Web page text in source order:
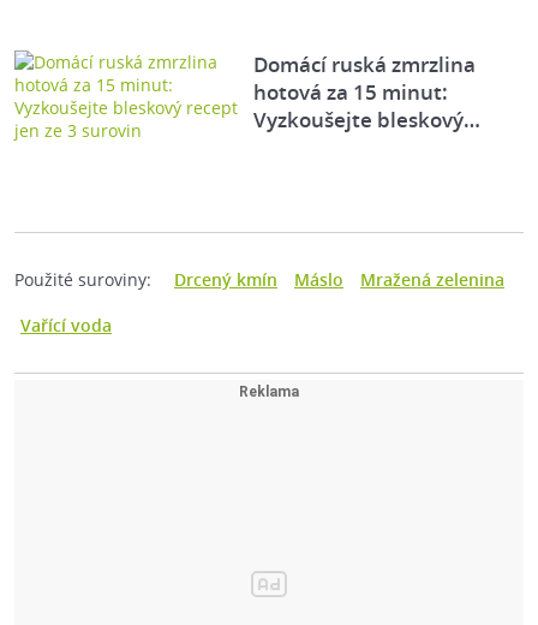
Domácí ruská zmrzlina
hotová za 15 minut:
Vyzkoušejte bleskový…
Použité suroviny: Drcený kmín Máslo
Mražená zelenina
Vařící voda